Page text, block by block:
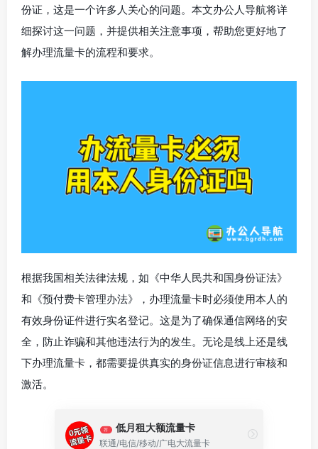
份证，这是一个许多人关心的问题。本文办公人导航将详
细探讨这一问题，并提供相关注意事项，帮助您更好地了
解办理流量卡的流程和要求。
根据我国相关法律法规，如《中华人民共和国身份证法》
和《预付费卡管理办法》，办理流量卡时必须使用本人的
有效身份证件进行实名登记。这是为了确保通信网络的安
全，防止诈骗和其他违法行为的发生。无论是线上还是线
下办理流量卡，都需要提供真实的身份证信息进行审核和
激活。
荐 低月租大额流量卡
联通/电信/移动/广电大流量卡